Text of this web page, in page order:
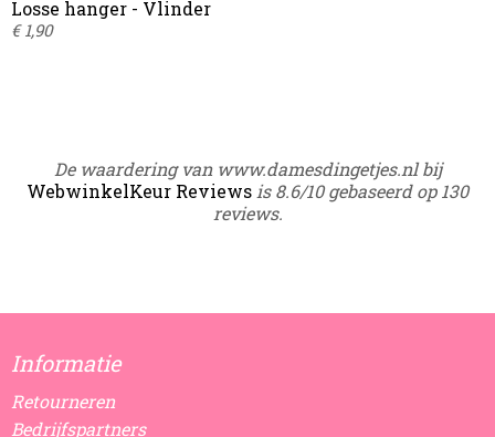
Losse hanger - Vlinder
€ 1,90
De waardering van www.damesdingetjes.nl bij
WebwinkelKeur Reviews is 8.6/10 gebaseerd op 130
reviews.
Informatie
Retourneren
Bedrijfspartners